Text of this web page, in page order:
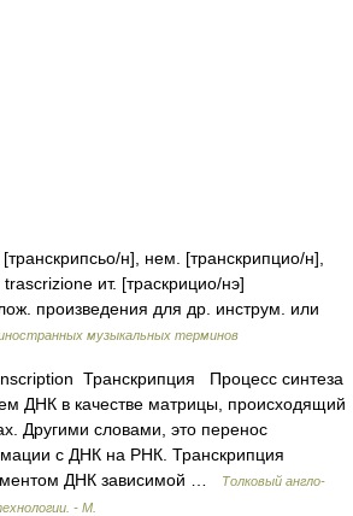
н], нем. [транскрипцио/н],
ит. [траскрицио/нэ]
произведения для др. инструм. или
музыкальных терминов
Транскрипция Процесс синтеза
ДНК в качестве матрицы, происходящий
Другими словами, это перенос
с ДНК на РНК. Транскрипция
ДНК зависимой …
Толковый англо-
- М.